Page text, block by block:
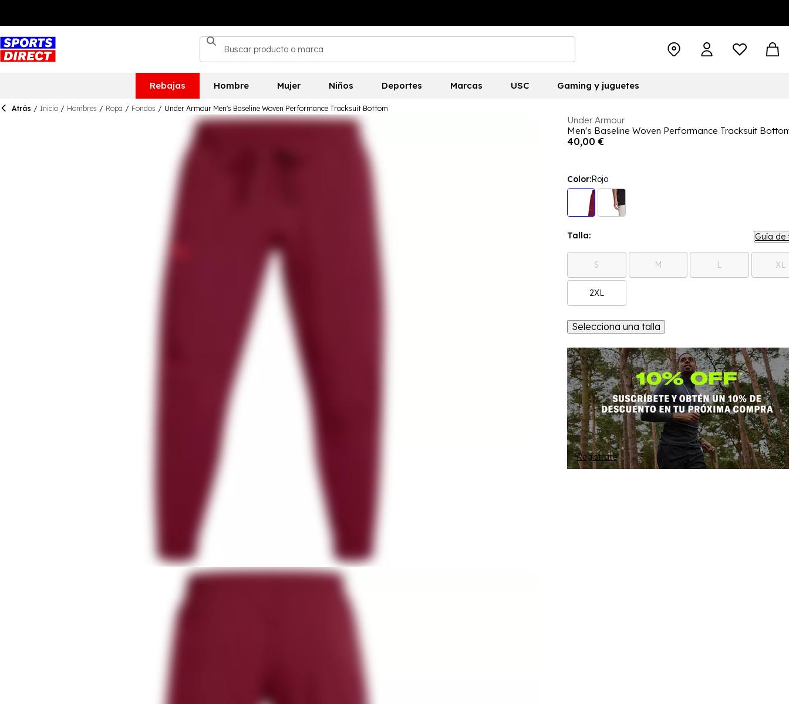
Rebajas Hombre Mujer Niños Deportes Marcas USC Gaming y juguetes
Atrás / Inicio / Hombres / Ropa / Fondos / Under Armour Men's Baseline Woven Performance Tracksuit Bottom
Under Armour
Men's Baseline Woven Performance Tracksuit
40,00 €
Color:Rojo
Talla: Guía de
S M L XL
2XL
Selecciona una talla
Regístrate